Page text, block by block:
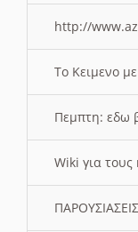
http://
To Κειμενο
Πεμπτη: εδω
Wiki για τους